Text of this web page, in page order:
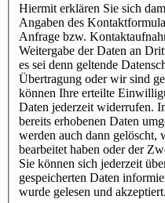
Hiermit erklären Sie sich
Angaben des
Anfrage bzw.
Weitergabe der Daten an
es sei denn geltende
Übertragung oder wir sind
können Ihre erteilte
Daten jederzeit widerrufen.
bereits erhobenen Daten
werden auch dann
bearbeitet haben oder der
Sie können sich jederzeit
gespeicherten Daten
wurde gelesen und